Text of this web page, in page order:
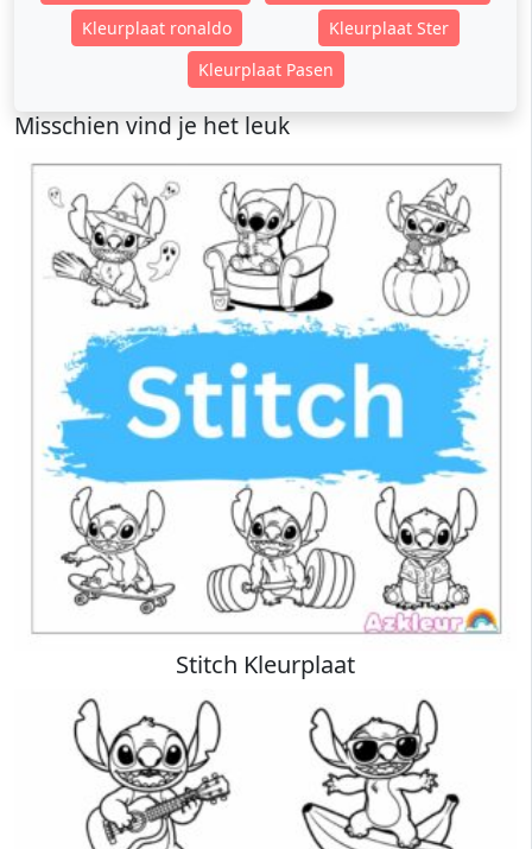
Kleurplaat ronaldo
Kleurplaat Ster
Kleurplaat Pasen
Misschien vind je het leuk
Stitch Kleurplaat